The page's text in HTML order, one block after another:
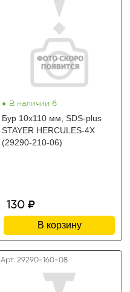
• В наличии 6
Бур 10x110 мм, SDS-plus
STAYER HERCULES-4Х
(29290-210-06)
130
В корзину
Арт. 29290-160-08